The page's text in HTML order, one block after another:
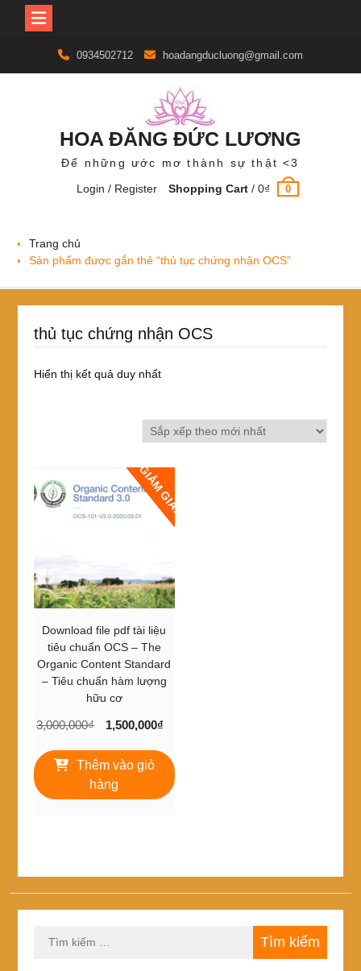
content
0934502712 hoadangducluong@gmail.com
HOA ĐĂNG ĐỨC LƯƠNG
Để những ước mơ thành sự thật <3
Login / Register
Shopping Cart /0₫ 0
Trang chủ
Sản phẩm được gắn thẻ “thủ tục chứng nhận OCS”
thủ tục chứng nhận OCS
Hiển thị kết quả duy nhất
GIẢM GIÁ!
Download file pdf tài liệu
tiêu chuẩn OCS – The
Organic Content Standard
– Tiêu chuẩn hàm lượng
hữu cơ
3,000,000₫
Giá
là:
3,000,000₫.
1,500,000₫
tại
là:
1,500,000₫.
Thêm vào giỏ
hàng
kiếm